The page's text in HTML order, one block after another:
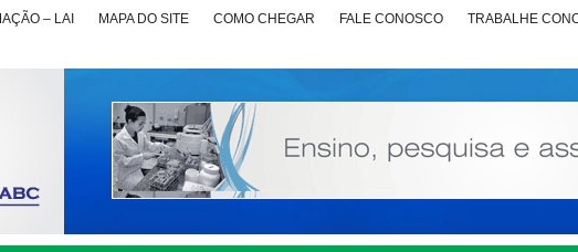
– LAI MAPA DO SITE COMO CHEGAR FALE CONOSCO TRABALHE